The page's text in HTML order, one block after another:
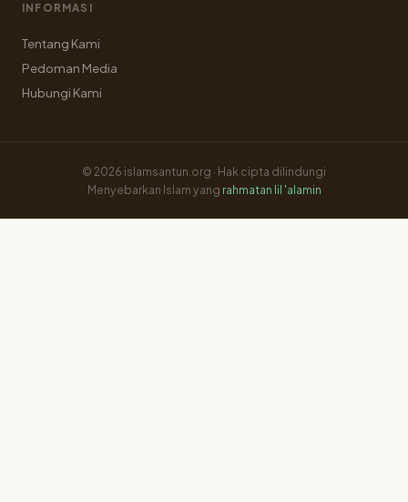
INFORMASI
Tentang Kami
Pedoman Media
Hubungi Kami
© 2026 islamsantun.org · Hak cipta dilindungi
Menyebarkan Islam yang rahmatan lil 'alamin